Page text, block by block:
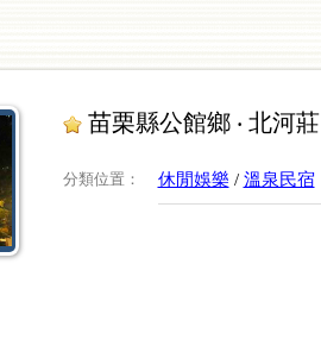
苗栗縣公館鄉 ‧ 北河
分類位置 ： 休閒娛樂 / 溫泉民宿